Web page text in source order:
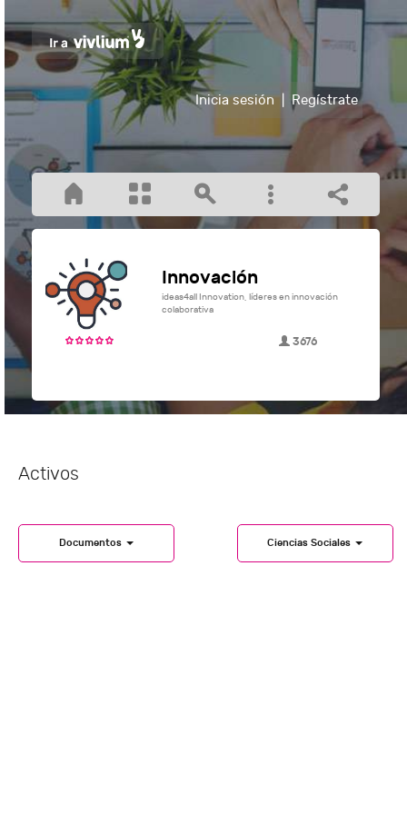
Inicia sesión Regístrate
Innovación
ideas4all Innovation, líderes en innovación
colaborativa
3676
Activos
Documentos Ciencias Sociales